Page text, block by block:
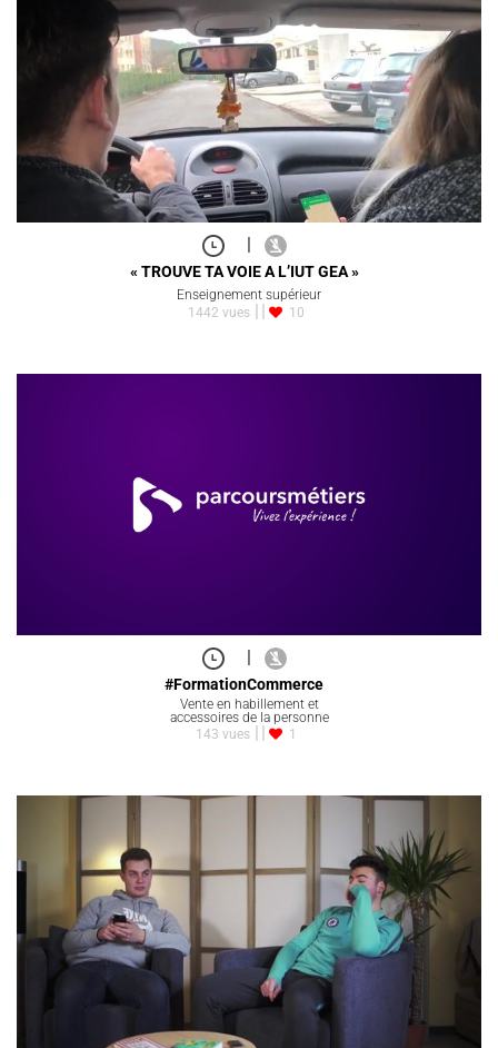
|
« TROUVE TA VOIE A L’IUT GEA »
Enseignement supérieur
1442 vues
10
#FormationCommerce
Vente en habillement et
accessoires de la personne
143 vues
1